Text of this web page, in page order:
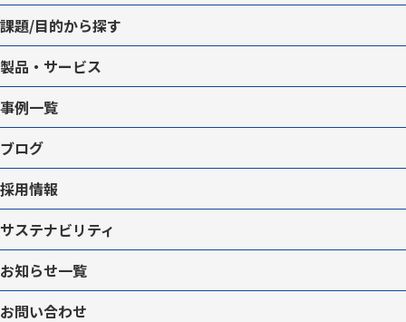
課題/目的から探す
製品・サービス
事例一覧
ブログ
採用情報
サステナビリティ
お知らせ一覧
お問い合わせ